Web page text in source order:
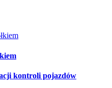
kontroli pojazdów